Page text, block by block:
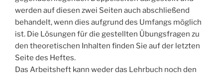
werden auf diesen zwei Seiten auch abschließend
behandelt, wenn dies aufgrund des Umfangs möglich
ist. Die Lösungen für die gestellten Übungsfragen zu
den theoretischen Inhalten finden Sie auf der letzten
Seite des Heftes.
Das Arbeitsheft kann weder das Lehrbuch noch den